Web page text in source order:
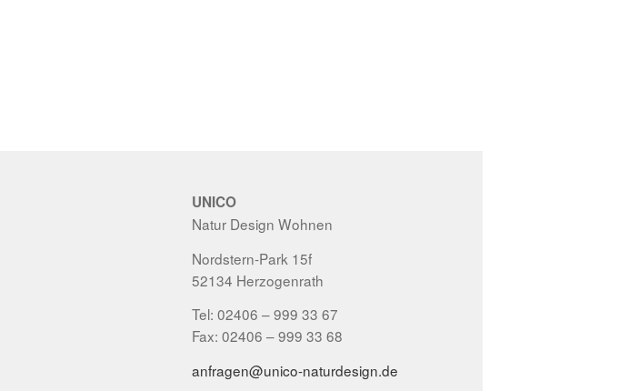
UNICO
Natur Design Wohnen
Nordstern-Park 15f
52134 Herzogenrath
Tel: 02406 – 999 33 67
Fax: 02406 – 999 33 68
anfragen@unico-naturdesign.de